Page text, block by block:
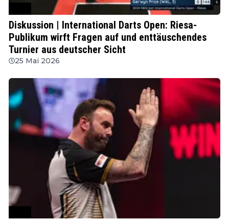
Diskussion | International Darts Open: Riesa-
Publikum wirft Fragen auf und enttäuschendes
Turnier aus deutscher Sicht
25 Mai 2026